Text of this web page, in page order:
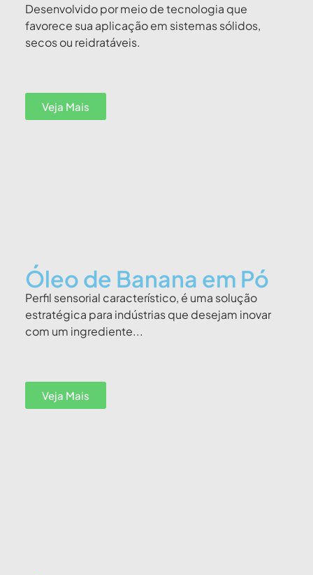
Desenvolvido por meio de tecnologia que
favorece sua aplicação em sistemas sólidos,
secos ou reidratáveis.
Óleo de Banana em Pó
Perfil sensorial característico, é uma solução
estratégica para indústrias que desejam inovar
com um ingrediente...
Veja Mais
Veja Mais